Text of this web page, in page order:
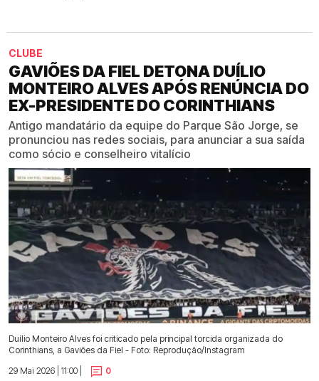
CLUBE
GAVIÕES DA FIEL DETONA DUÍLIO
MONTEIRO ALVES APÓS RENÚNCIA DO
EX-PRESIDENTE DO CORINTHIANS
Antigo mandatário da equipe do Parque São Jorge, se
pronunciou nas redes sociais, para anunciar a sua saída
como sócio e conselheiro vitalício
Duílio Monteiro Alves foi criticado pela principal torcida organizada do
Corinthians, a Gaviões da Fiel - Foto: Reprodução/Instagram
29 Mai 2026 | 11:00 |
0